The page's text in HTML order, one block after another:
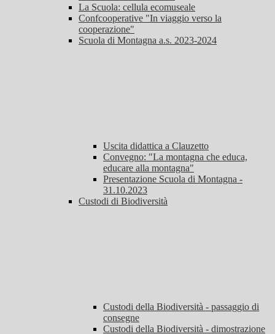
La Scuola: cellula ecomuseale
Confcooperative "In viaggio verso la
cooperazione"
Scuola di Montagna a.s. 2023-2024
Uscita didattica a Clauzetto
Convegno: "La montagna che educa,
educare alla montagna"
Presentazione Scuola di Montagna -
31.10.2023
Custodi di Biodiversità
Custodi della Biodiversità - passaggio di
consegne
Custodi della Biodiversità - dimostrazione